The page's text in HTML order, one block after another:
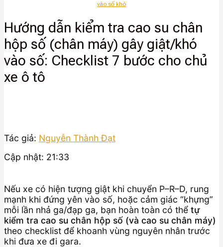
vào số khó
Hướng dẫn kiểm tra cao su chân
hộp số (chân máy) gây giật/khó
vào số: Checklist 7 bước cho chủ
xe ô tô
Tác giả: Nguyễn Thành Đạt
Cập nhật: 21:33
Nếu xe có hiện tượng giật khi chuyển P–R–D, rung
mạnh khi đứng yên vào số, hoặc cảm giác “khựng”
mỗi lần nhả ga/đạp ga, bạn hoàn toàn có thể tự
kiểm tra cao su chân hộp số (và cao su chân máy)
theo checklist để khoanh vùng nguyên nhân trước
khi đưa xe đi gara.